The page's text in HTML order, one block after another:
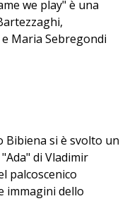
we play" è una
Maria Sebregondi
di "Lolita",
Bibiena si è svolto un
di Vladimir
palcoscenico
immagini dello